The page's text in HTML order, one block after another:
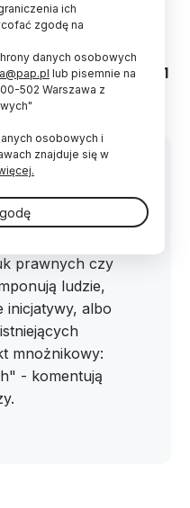
Popularyzator Nauki
instytucje, których
w
poznamy już 11
dotyczą nie
prawnych czy
ludzie,
albo
mnożnikowy:
- komentują
ich
zgodę na
danych osobowych
lub pisemnie na
502 Warszawa z
osobowych i
znajduje się w